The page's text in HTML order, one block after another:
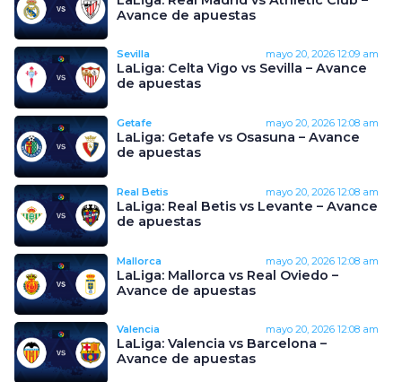
Avance de apuestas
Sevilla mayo 20, 2026 12:09 am
LaLiga: Celta Vigo vs Sevilla – Avance
de apuestas
Getafe mayo 20, 2026 12:08 am
LaLiga: Getafe vs Osasuna – Avance
de apuestas
Real Betis mayo 20, 2026 12:08 am
LaLiga: Real Betis vs Levante – Avance
de apuestas
Mallorca mayo 20, 2026 12:08 am
LaLiga: Mallorca vs Real Oviedo –
Avance de apuestas
Valencia mayo 20, 2026 12:08 am
LaLiga: Valencia vs Barcelona –
Avance de apuestas